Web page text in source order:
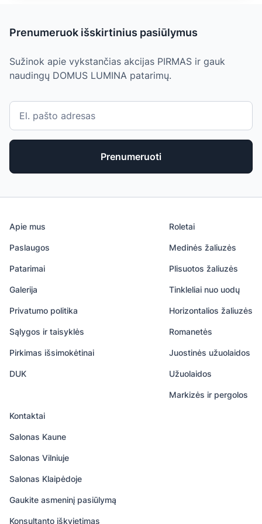
Prenumeruok išskirtinius pasiūlymus
Sužinok apie vykstančias akcijas PIRMAS ir gauk
naudingų DOMUS LUMINA patarimų.
Prenumeruoti
Apie mus
Paslaugos
Patarimai
Galerija
Privatumo politika
Sąlygos ir taisyklės
Pirkimas išsimokėtinai
DUK
Roletai
Medinės žaliuzės
Plisuotos žaliuzės
Tinkleliai nuo uodų
Horizontalios žaliuzės
Romanetės
Juostinės užuolaidos
Užuolaidos
Markizės ir pergolos
Kontaktai
Salonas Kaune
Salonas Vilniuje
Salonas Klaipėdoje
Gaukite asmeninį pasiūlymą
Konsultanto iškvietimas